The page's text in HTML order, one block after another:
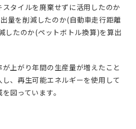
タイルを廃棄せずに活用したのか
量を削減したのか(自動車走行距離
したのか(ペットボトル換算)を算出
上がり年間の生産量が増えたこと
、再生可能エネルギーを使用して
図っています。